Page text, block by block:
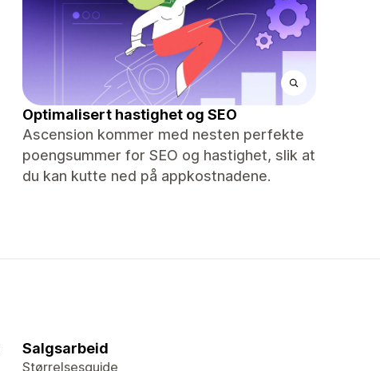
Optimalisert hastighet og SEO
Ascension kommer med nesten perfekte
poengsummer for SEO og hastighet, slik at
du kan kutte ned på appkostnadene.
Salgsarbeid
Størrelsesguide